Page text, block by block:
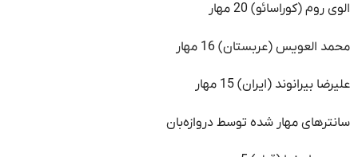
الوی روم (کوراسائو) 20 مهار
محمد العویس (عربستان) 16 مهار
علیرضا بیرانوند (ایران) 15 مهار
سانترهای مهار شده توسط دروازه‌بان